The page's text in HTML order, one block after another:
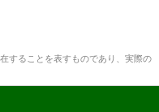
することを表すものであり、実際の